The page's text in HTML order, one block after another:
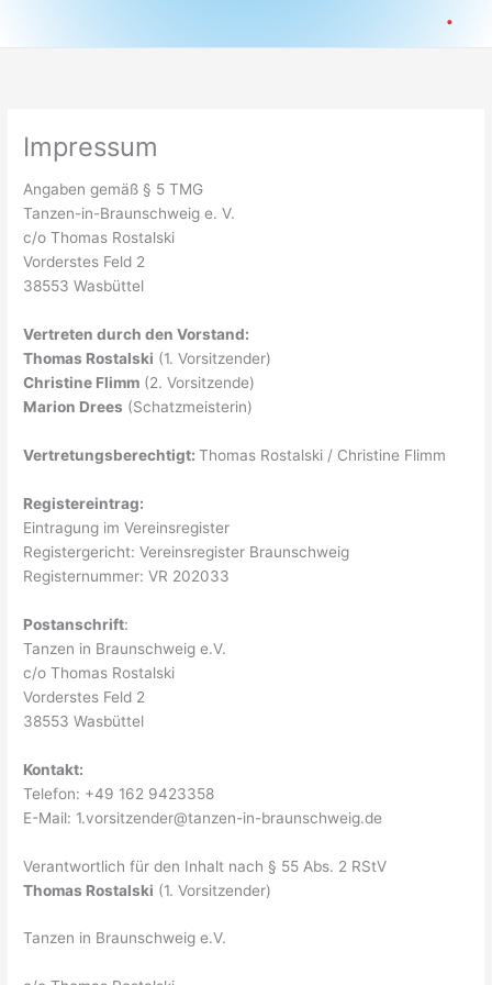
.
Impressum
Angaben gemäß § 5 TMG
Tanzen-in-Braunschweig e. V.
c/o Thomas Rostalski
Vorderstes Feld 2
38553 Wasbüttel
Vertreten durch den Vorstand:
Thomas Rostalski (1. Vorsitzender)
Christine Flimm (2. Vorsitzende)
Marion Drees (Schatzmeisterin)
Vertretungsberechtigt:Thomas Rostalski / Christine Flimm
Registereintrag:
Eintragung im Vereinsregister
Registergericht: Vereinsregister Braunschweig
Registernummer: VR 202033
Postanschrift:
Tanzen in Braunschweig e.V.
c/o Thomas Rostalski
Vorderstes Feld 2
38553 Wasbüttel
Kontakt:
Telefon: +49 162 9423358
E-Mail: 1.vorsitzender@tanzen-in-braunschweig.de
Verantwortlich für den Inhalt nach § 55 Abs. 2 RStV
Thomas Rostalski (1. Vorsitzender)
Tanzen in Braunschweig e.V.